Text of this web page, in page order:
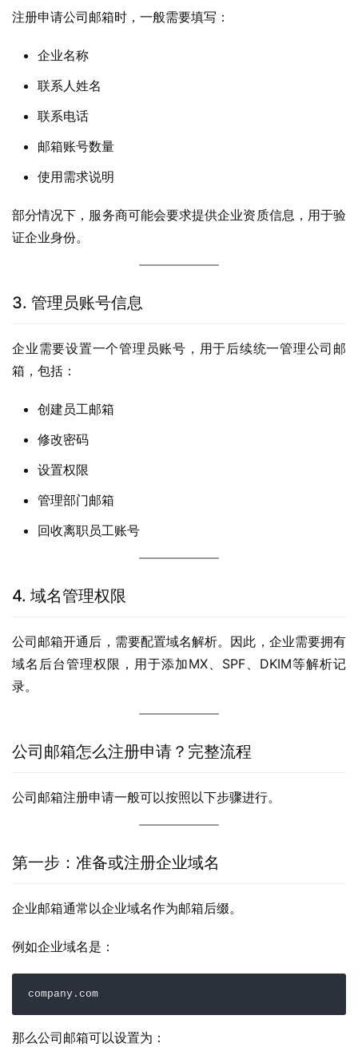
注册申请公司邮箱时，一般需要填写：
企业名称
联系人姓名
联系电话
邮箱账号数量
使用需求说明
部分情况下，服务商可能会要求提供企业资质信息，用于验
证企业身份。
3. 管理员账号信息
企业需要设置一个管理员账号，用于后续统一管理公司邮
箱，包括：
创建员工邮箱
修改密码
设置权限
管理部门邮箱
回收离职员工账号
4. 域名管理权限
公司邮箱开通后，需要配置域名解析。因此，企业需要拥有
域名后台管理权限，用于添加MX、SPF、DKIM等解析记
录。
公司邮箱怎么注册申请？完整流程
公司邮箱注册申请一般可以按照以下步骤进行。
第一步：准备或注册企业域名
企业邮箱通常以企业域名作为邮箱后缀。
例如企业域名是：
company.com
那么公司邮箱可以设置为：